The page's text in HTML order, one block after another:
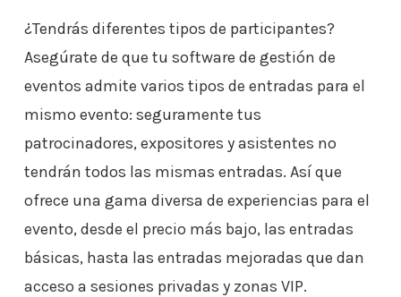
¿Tendrás diferentes tipos de participantes?
Asegúrate de que tu software de gestión de
eventos admite varios tipos de entradas para el
mismo evento: seguramente tus
patrocinadores, expositores y asistentes no
tendrán todos las mismas entradas. Así que
ofrece una gama diversa de experiencias para el
evento, desde el precio más bajo, las entradas
básicas, hasta las entradas mejoradas que dan
acceso a sesiones privadas y zonas VIP.